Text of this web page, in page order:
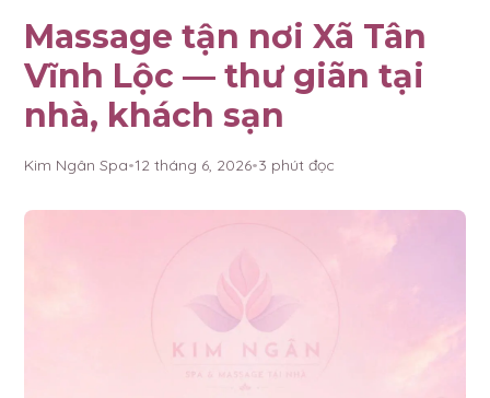
Massage tận nơi Xã Tân
Vĩnh Lộc — thư giãn tại
nhà, khách sạn
Kim Ngân Spa•12 tháng 6, 2026•3 phút đọc